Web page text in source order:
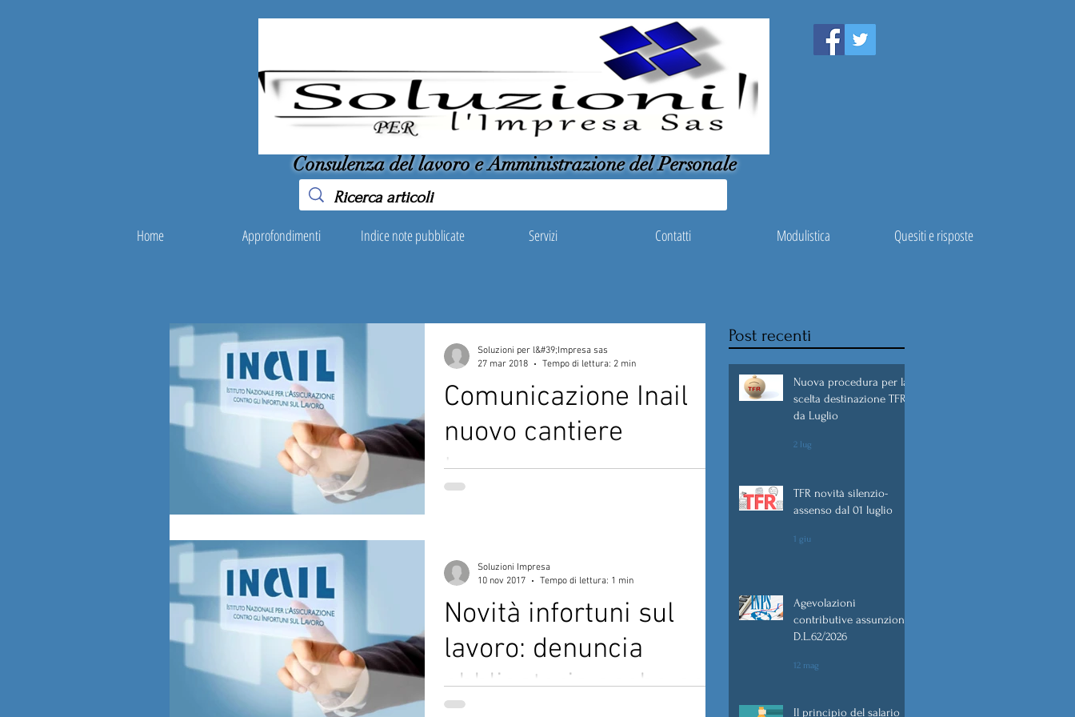
Consulenza del lavoro e Amministrazione del Personale
Home Approfondimenti Indice note pubblicate Servizi Contatti Modulistica Quesiti e risposte
Comunicazione Inail
nuovo cantiere
temporaneo
posti dal
Soluzioni per l&#39;Impresa sas
27 mar 2018
Tempo di lettura: 2 min
Novità infortuni sul
lavoro: denuncia
obbligatoria anche per
Soluzioni Impresa
10 nov 2017
Tempo di lettura: 1 min
Post recenti
Nuova procedura per la
scelta destinazione TFR
da Luglio
2 lug
TFR novità silenzio-
assenso dal 01 luglio
1 giu
Agevolazioni
contributive assunzioni
D.L.62/2026
12 mag
Il principio del salario